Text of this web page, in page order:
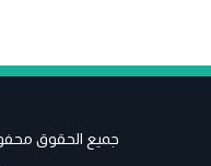
جميع الحقوق